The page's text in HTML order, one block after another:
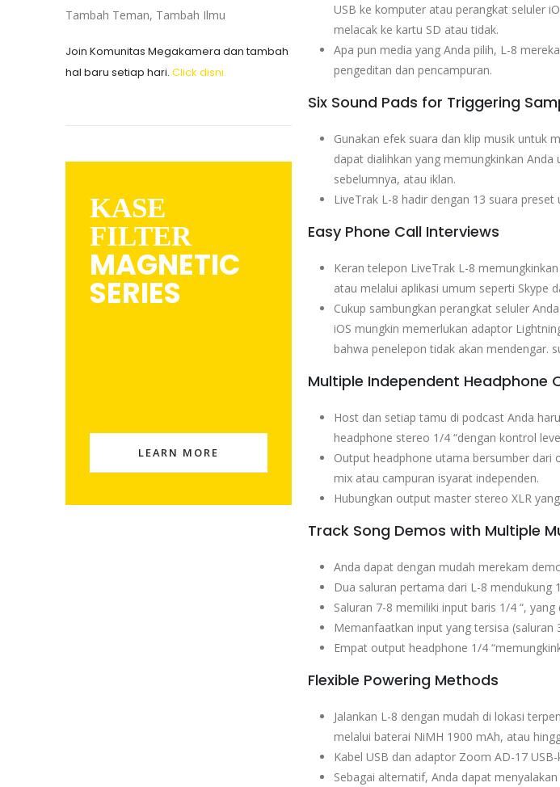
USB ke komputer atau perangkat seluler
melacak ke kartu SD atau tidak.
Apa pun media yang Anda pilih, L-8
pengeditan dan pencampuran.
Six Sound Pads for Triggering
Gunakan efek suara dan klip musik untuk
dapat dialihkan yang memungkinkan
sebelumnya, atau iklan.
LiveTrak L-8 hadir dengan 13 suara
Easy Phone Call Interviews
Keran telepon LiveTrak L-8
atau melalui aplikasi umum seperti Skype
Cukup sambungkan perangkat seluler
iOS mungkin memerlukan adaptor
bahwa penelepon tidak akan mendengar.
Multiple Independent Headphone
Host dan setiap tamu di podcast Anda
headphone stereo 1/4 “dengan kontrol
Output headphone utama bersumber
mix atau campuran isyarat independen.
Hubungkan output master stereo XLR
Track Song Demos with Multiple
Anda dapat dengan mudah merekam
Dua saluran pertama dari L-8 mendukung
Saluran 7-8 memiliki input baris 1/4 “,
Memanfaatkan input yang tersisa
Empat output headphone 1/4
Flexible Powering Methods
Jalankan L-8 dengan mudah di lokasi
melalui baterai NiMH 1900 mAh, atau
Kabel USB dan adaptor Zoom AD-17
Sebagai alternatif, Anda dapat
Tambah Teman, Tambah Ilmu
Join Komunitas Megakamera dan tambah
hal baru setiap hari. Click disni.
KASE
FILTER
MAGNETIC
SERIES
LEARN MORE